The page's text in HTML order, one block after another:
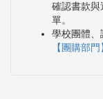
確認書款與
單。
學校團體、
【團購部門